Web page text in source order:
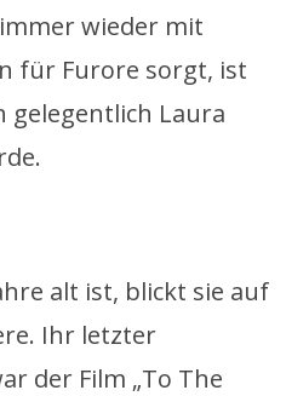
wieder mit
für Furore sorgt, ist
gelegentlich Laura
alt ist, blickt sie auf
Ihr letzter
der Film „To The